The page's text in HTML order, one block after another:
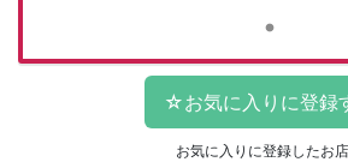
お気に入りに登録したお